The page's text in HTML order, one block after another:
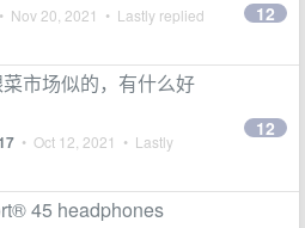
• Nov 20, 2021 • Lastly replied
12
市场似的，有什么好
• Oct 12, 2021 • Lastly
12
45 headphones